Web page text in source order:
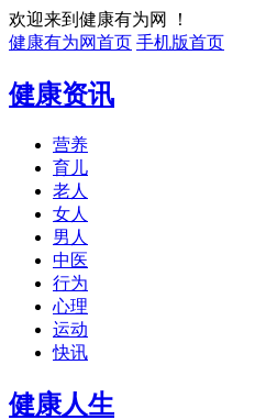
欢迎来到健康有为网 ！
健康有为网首页 手机版首页
健康资讯
营养
育儿
老人
女人
男人
中医
行为
心理
运动
快讯
健康人生